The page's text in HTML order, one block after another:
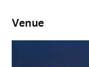
Venue